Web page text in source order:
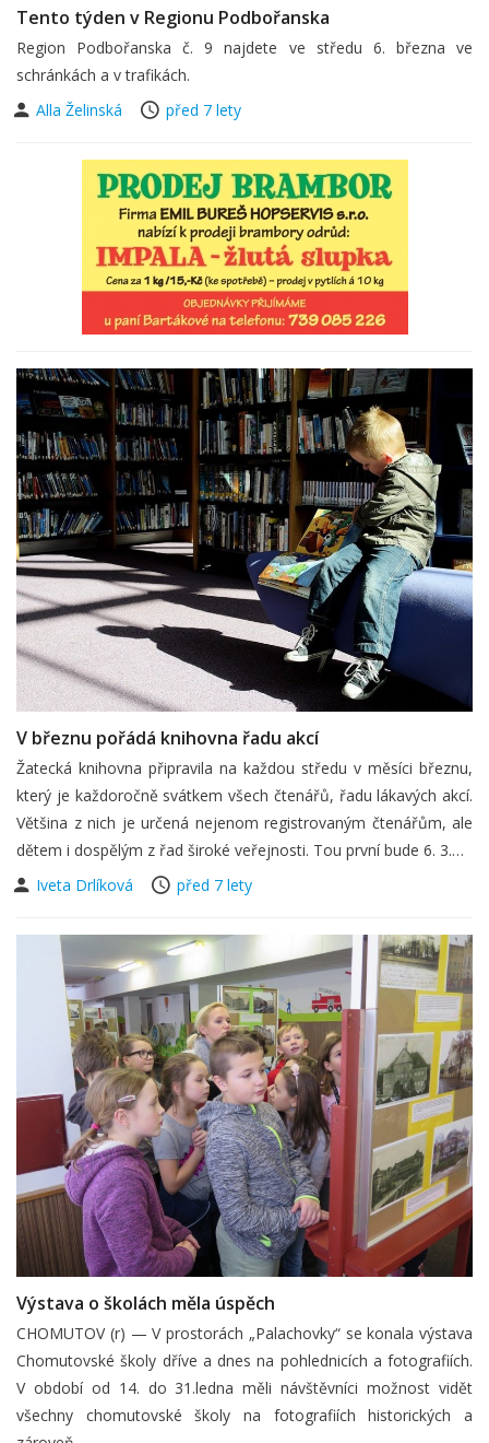
Tento týden v Regionu Podbořanska
Region Podbořanska č. 9 najdete ve středu 6. března ve
schránkách a v trafikách.
Alla Želinská
před 7 lety
V březnu pořádá knihovna řadu akcí
Žatecká knihovna připravila na každou středu v měsíci březnu,
který je každoročně svátkem všech čtenářů, řadu lákavých akcí.
Většina z nich je určená nejenom registrovaným čtenářům, ale
dětem i dospělým z řad široké veřejnosti. Tou první bude 6. 3.…
Iveta Drlíková
před 7 lety
Výstava o školách měla úspěch
CHOMUTOV (r) — V prostorách „Palachovky“ se konala výstava
Chomutovské školy dříve a dnes na pohlednicích a fotografiích.
V období od 14. do 31.ledna měli návštěvníci možnost vidět
všechny chomutovské školy na fotografiích historických a